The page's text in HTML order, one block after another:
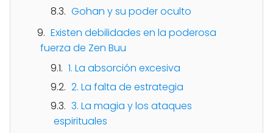
Gohan y su poder oculto
Existen debilidades en la poderosa
fuerza de Zen Buu
1. La absorción excesiva
2. La falta de estrategia
3. La magia y los ataques
espirituales